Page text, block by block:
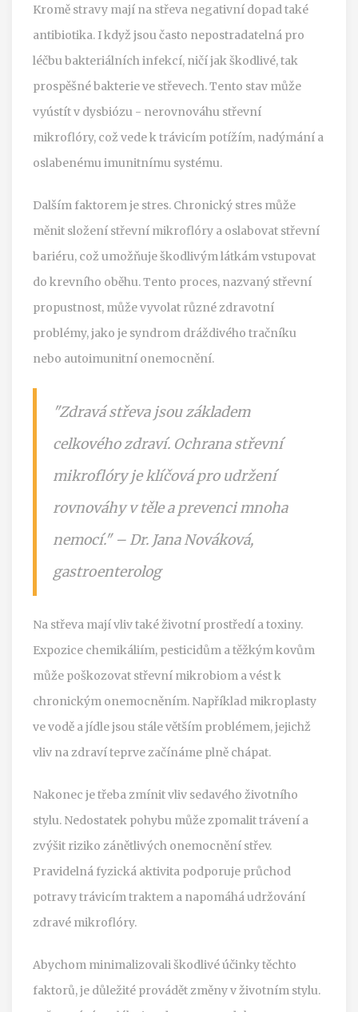
Kromě stravy mají na střeva negativní dopad také
antibiotika. I když jsou často nepostradatelná pro
léčbu bakteriálních infekcí, ničí jak škodlivé, tak
prospěšné bakterie ve střevech. Tento stav může
vyústít v dysbiózu - nerovnováhu střevní
mikroflóry, což vede k trávicím potížím, nadýmání a
oslabenému imunitnímu systému.
Dalším faktorem je stres. Chronický stres může
měnit složení střevní mikroflóry a oslabovat střevní
bariéru, což umožňuje škodlivým látkám vstupovat
do krevního oběhu. Tento proces, nazvaný střevní
propustnost, může vyvolat různé zdravotní
problémy, jako je syndrom dráždivého tračníku
nebo autoimunitní onemocnění.
"Zdravá střeva jsou základem
celkového zdraví. Ochrana střevní
mikroflóry je klíčová pro udržení
rovnováhy v těle a prevenci mnoha
nemocí." – Dr. Jana Nováková,
gastroenterolog
Na střeva mají vliv také životní prostředí a toxiny.
Expozice chemikáliím, pesticidům a těžkým kovům
může poškozovat střevní mikrobiom a vést k
chronickým onemocněním. Například mikroplasty
ve vodě a jídle jsou stále větším problémem, jejichž
vliv na zdraví teprve začínáme plně chápat.
Nakonec je třeba zmínit vliv sedavého životního
stylu. Nedostatek pohybu může zpomalit trávení a
zvýšit riziko zánětlivých onemocnění střev.
Pravidelná fyzická aktivita podporuje průchod
potravy trávicím traktem a napomáhá udržování
zdravé mikroflóry.
Abychom minimalizovali škodlivé účinky těchto
faktorů, je důležité provádět změny v životním stylu.